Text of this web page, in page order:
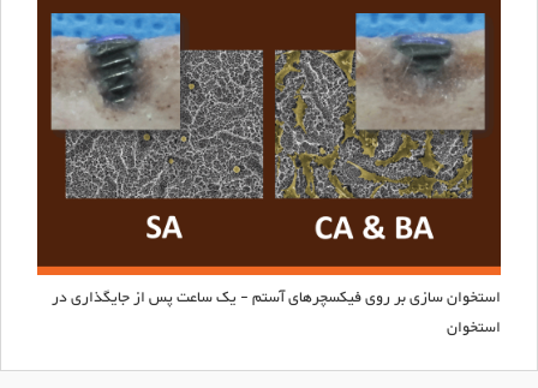
استخوان سازی بر روی فیکسچرهایآستم- یک ساعت پس از جایگذاری در
استخوان